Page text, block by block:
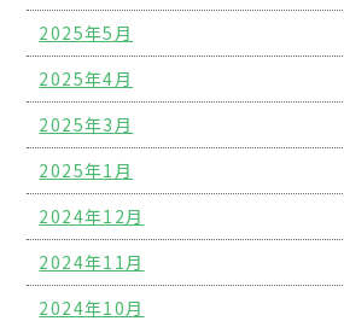
2025年5月
2025年4月
2025年3月
2025年1月
2024年12月
2024年11月
2024年10月